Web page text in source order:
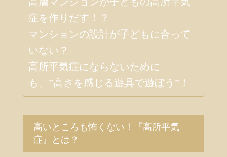
症を作りだす！？
マンションの設計が子どもに合って
いない？
高所平気症にならないために
も、”高さを感じる遊具で遊ぼう”！
高いところも怖くない！『高所平気
症』とは？